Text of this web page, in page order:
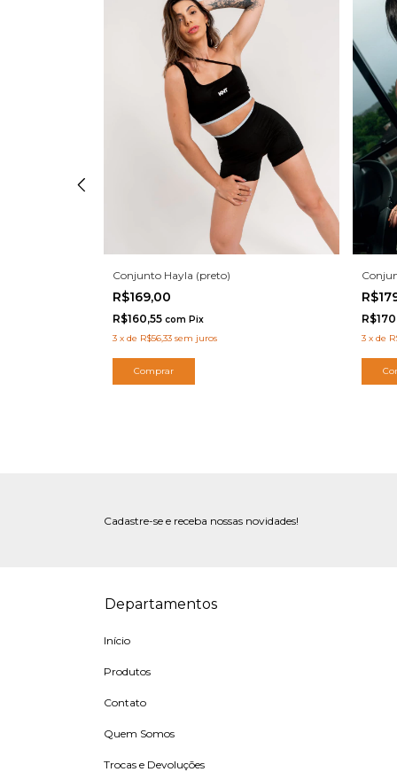
Conjunto Hayla (preto)
R$169,00
R$160,55 com Pix
3 x de R$56,33 sem juros
Comprar
3 xde
Cadastre-se e receba nossas novidades!
Departamentos
Início
Produtos
Contato
Quem Somos
Trocas e Devoluções